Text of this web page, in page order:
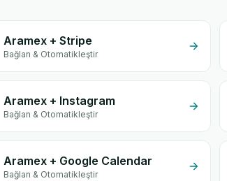
Aramex + Stripe
Bağlan & Otomatikleştir
Aramex + Instagram
Bağlan & Otomatikleştir
Aramex + Google Calendar
Bağlan & Otomatikleştir